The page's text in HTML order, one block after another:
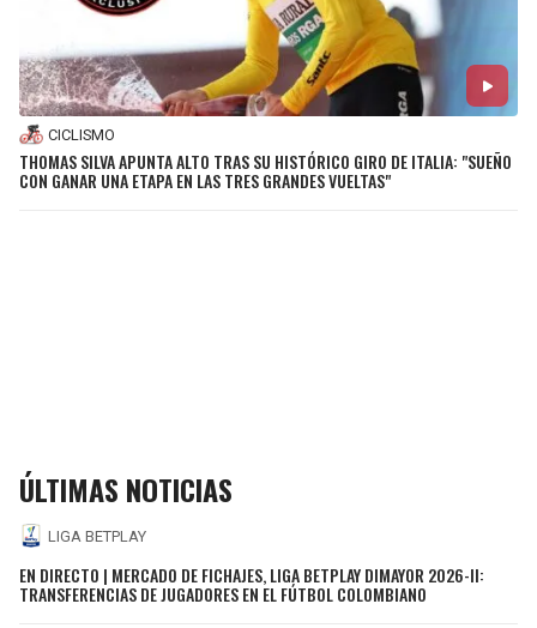
CICLISMO
THOMAS SILVA APUNTA ALTO TRAS SU HISTÓRICO GIRO DE ITALIA: "SUEÑO
CON GANAR UNA ETAPA EN LAS TRES GRANDES VUELTAS"
ÚLTIMAS NOTICIAS
LIGA BETPLAY
EN DIRECTO | MERCADO DE FICHAJES, LIGA BETPLAY DIMAYOR 2026-II:
TRANSFERENCIAS DE JUGADORES EN EL FÚTBOL COLOMBIANO